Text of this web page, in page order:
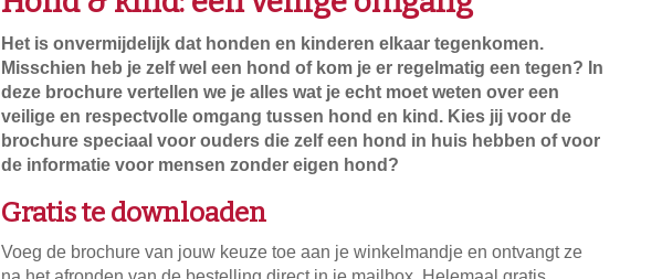
Het is onvermijdelijk dat honden en kinderen elkaar tegenkomen.
Misschien heb je zelf wel een hond of kom je er regelmatig een tegen? In
deze brochure vertellen we je alles wat je echt moet weten over een
veilige en respectvolle omgang tussen hond en kind. Kies jij voor de
brochure speciaal voor ouders die zelf een hond in huis hebben of voor
de informatie voor mensen zonder eigen hond?
Gratis te downloaden
Voeg de brochure van jouw keuze toe aan je winkelmandje en ontvangt ze